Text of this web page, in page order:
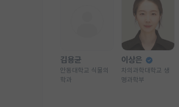
김용균
안동대학교 식물의
학과
이상은
차의과학대학교 생
명과학부